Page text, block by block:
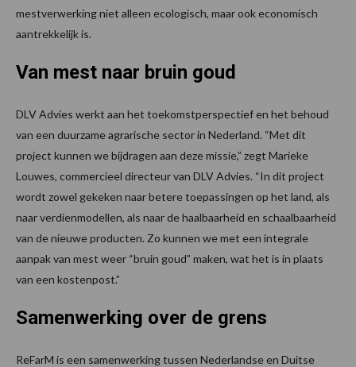
mestverwerking niet alleen ecologisch, maar ook economisch
aantrekkelijk is.
Van mest naar bruin goud
DLV Advies werkt aan het toekomstperspectief en het behoud
van een duurzame agrarische sector in Nederland. “Met dit
project kunnen we bijdragen aan deze missie,” zegt Marieke
Louwes, commercieel directeur van DLV Advies. “In dit project
wordt zowel gekeken naar betere toepassingen op het land, als
naar verdienmodellen, als naar de haalbaarheid en schaalbaarheid
van de nieuwe producten. Zo kunnen we met een integrale
aanpak van mest weer “bruin goud” maken, wat het is in plaats
van een kostenpost.”
Samenwerking over de grens
ReFarM is een samenwerking tussen Nederlandse en Duitse